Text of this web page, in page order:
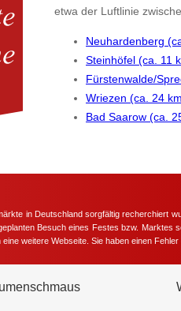
etwa der Luftlinie
Neuhardenberg
Steinhöfel (ca. 11
Fürstenwalde/
Wriezen (ca. 24
Bad Saarow (ca.
in Deutschland sorgfältig recherchiert
Besuch eines Festes bzw.
weitere Webseite. Sie haben einen